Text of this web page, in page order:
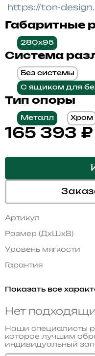
Габаритные
280x95
Система
Без системы
С ящиком для
Тип опоры
Металл Хром
165 393 ₽
Артикул
Размер (ДхШхВ)
Уровень мягкости
Гарантия
Показать все
Нет
Наши специалисты
которое лучшим
индивидуальный